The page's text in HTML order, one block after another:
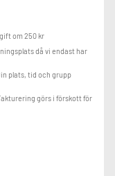
om 250 kr
då vi endast har
plats, tid och grupp
görs i förskott för